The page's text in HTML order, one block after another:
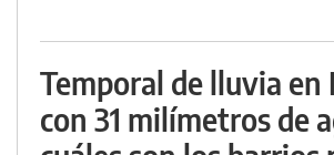
Temporal de lluvia en
con 31 milímetros de